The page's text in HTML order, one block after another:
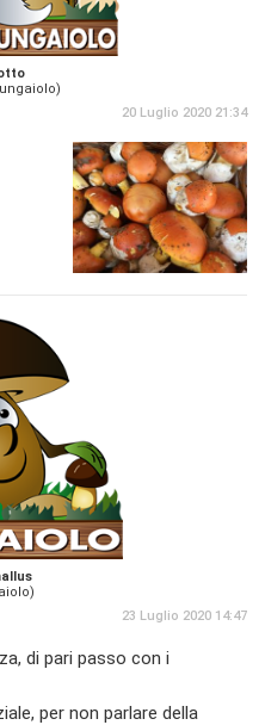
20 Luglio 2020 21:34
23 Luglio 2020 14:47
di pari passo con i
per non parlare della